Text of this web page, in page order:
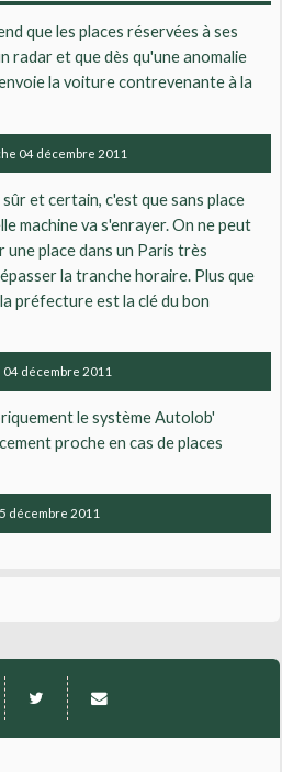
que les places réservées à ses
radar et que dès qu'une anomalie
la voiture contrevenante à la
04 décembre 2011
et certain, c'est que sans place
machine va s'enrayer. On ne peut
place dans un Paris très
la tranche horaire. Plus que
préfecture est la clé du bon
04 décembre 2011
le système Autolob'
proche en cas de places
décembre 2011